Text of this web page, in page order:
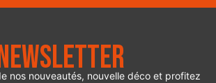
nos nouveautés, nouvelle déco et profitez